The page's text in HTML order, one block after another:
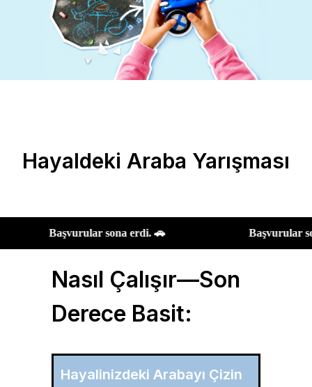
Hayaldeki Araba Yarışması
Başvurular sona erdi. 🚗
Nasıl Çalışır—Son
Derece Basit:
Hayalinizdeki Arabayı Çizin